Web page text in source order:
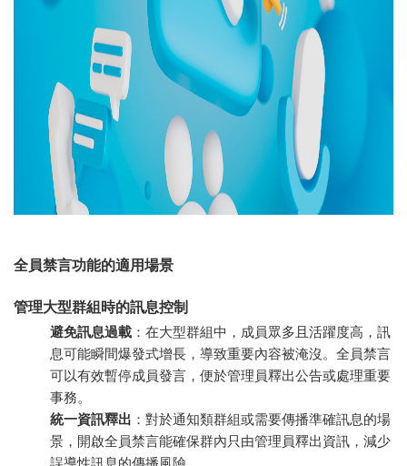
全員禁言功能的適用場景
管理大型群組時的訊息控制
避免訊息過載 ：在大型群組中，成員眾多且活躍度高，訊
息可能瞬間爆發式增長，導致重要內容被淹沒。全員禁言
可以有效暫停成員發言，便於管理員釋出公告或處理重要
事務。
統一資訊釋出 ：對於通知類群組或需要傳播準確訊息的場
景，開啟全員禁言能確保群內只由管理員釋出資訊，減少
誤導性訊息的傳播風險。